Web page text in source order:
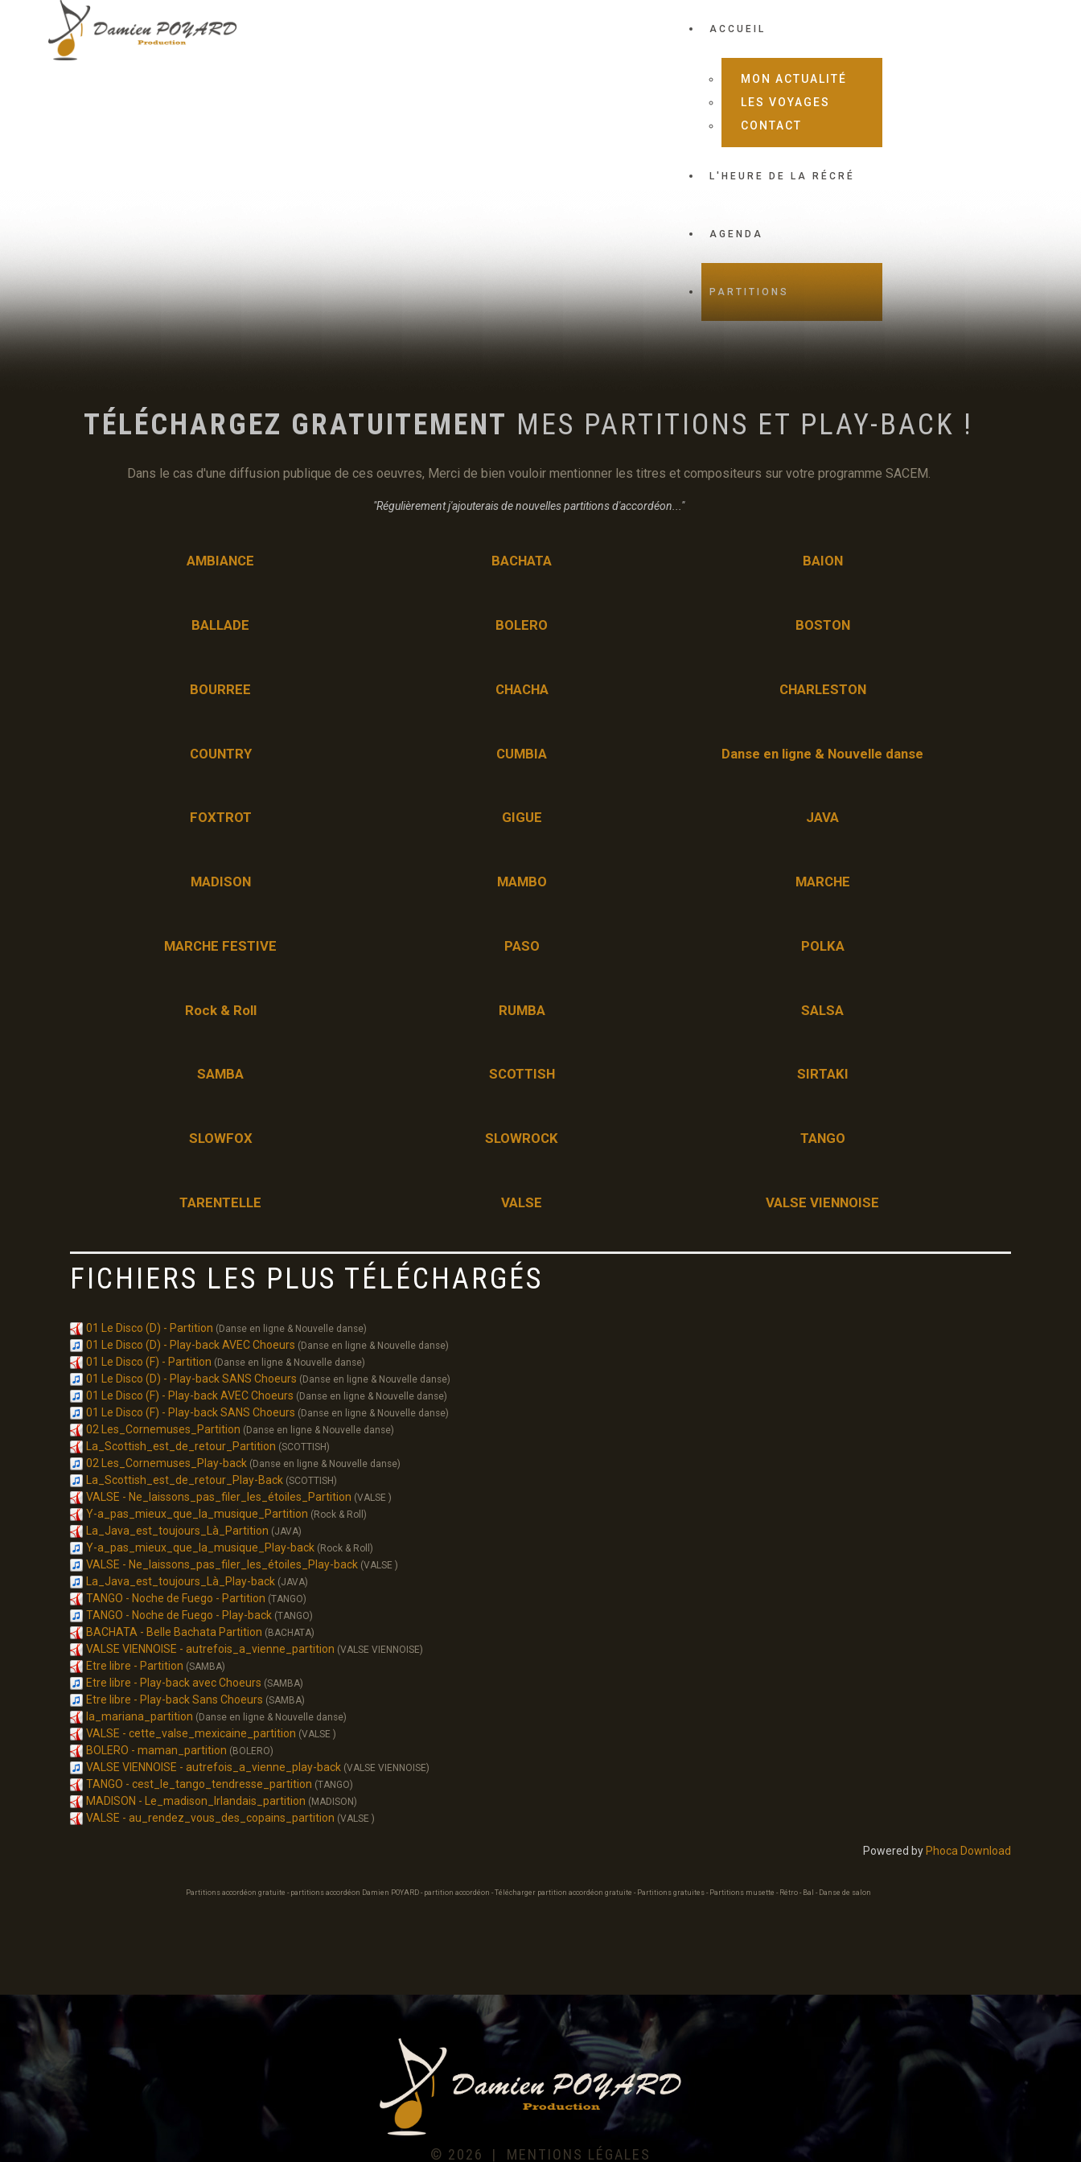
ACCUEIL
MON ACTUALITÉ
LES VOYAGES
CONTACT
L'HEURE DE LA RÉCRÉ
AGENDA
PARTITIONS
PANIER
TÉLÉCHARGEZ GRATUITEMENT MES PARTITIONS ET PLAY-BACK !
Dans le cas d'une diffusion publique de ces oeuvres, Merci de bien vouloir mentionner les titres et compositeurs sur votre programme SACEM.
"Régulièrement j'ajouterais de nouvelles partitions d'accordéon..."
AMBIANCE BACHATA BAION
BALLADE BOLERO BOSTON
BOURREE CHACHA CHARLESTON
COUNTRY CUMBIA Danse en ligne & Nouvelle danse
FOXTROT GIGUE JAVA
MADISON MAMBO MARCHE
MARCHE FESTIVE PASO POLKA
Rock & Roll RUMBA SALSA
SAMBA SCOTTISH SIRTAKI
SLOWFOX SLOWROCK TANGO
TARENTELLE VALSE VALSE VIENNOISE
FICHIERS LES PLUS TÉLÉCHARGÉS
01 Le Disco (D) - Partition (Danse en ligne & Nouvelle danse)
01 Le Disco (D) - Play-back AVEC Choeurs (Danse en ligne & Nouvelle danse)
01 Le Disco (F) - Partition (Danse en ligne & Nouvelle danse)
01 Le Disco (D) - Play-back SANS Choeurs (Danse en ligne & Nouvelle danse)
01 Le Disco (F) - Play-back AVEC Choeurs (Danse en ligne & Nouvelle danse)
01 Le Disco (F) - Play-back SANS Choeurs (Danse en ligne & Nouvelle danse)
02 Les_Cornemuses_Partition (Danse en ligne & Nouvelle danse)
La_Scottish_est_de_retour_Partition (SCOTTISH)
02 Les_Cornemuses_Play-back (Danse en ligne & Nouvelle danse)
La_Scottish_est_de_retour_Play-Back (SCOTTISH)
VALSE - Ne_laissons_pas_filer_les_étoiles_Partition (VALSE )
Y-a_pas_mieux_que_la_musique_Partition (Rock & Roll)
La_Java_est_toujours_Là_Partition (JAVA)
Y-a_pas_mieux_que_la_musique_Play-back (Rock & Roll)
VALSE - Ne_laissons_pas_filer_les_étoiles_Play-back (VALSE )
La_Java_est_toujours_Là_Play-back (JAVA)
TANGO - Noche de Fuego - Partition (TANGO)
TANGO - Noche de Fuego - Play-back (TANGO)
BACHATA - Belle Bachata Partition (BACHATA)
VALSE VIENNOISE - autrefois_a_vienne_partition (VALSE VIENNOISE)
Etre libre - Partition (SAMBA)
Etre libre - Play-back avec Choeurs (SAMBA)
Etre libre - Play-back Sans Choeurs (SAMBA)
la_mariana_partition (Danse en ligne & Nouvelle danse)
VALSE - cette_valse_mexicaine_partition (VALSE )
BOLERO - maman_partition (BOLERO)
VALSE VIENNOISE - autrefois_a_vienne_play-back (VALSE VIENNOISE)
TANGO - cest_le_tango_tendresse_partition (TANGO)
MADISON - Le_madison_Irlandais_partition (MADISON)
VALSE - au_rendez_vous_des_copains_partition (VALSE )
Powered by Phoca Download
Partitions accordéon gratuite - partitions accordéon Damien POYARD - partition accordéon - Télécharger partition accordéon gratuite - Partitions gratuites - Partitions musette - Rétro - Bal - Danse de salon
© 2026 MENTIONS LÉGALES